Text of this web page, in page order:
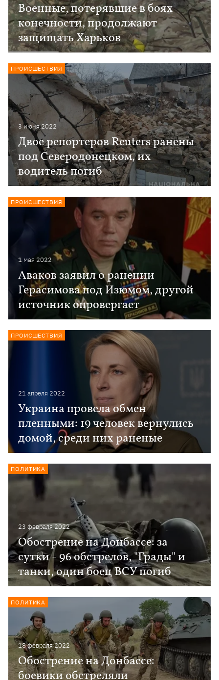
Военные, потерявшие в боях
конечности, продолжают
защищать Харьков
3 июня 2022
Двое репортеров Reuters ранены
под Северодонецком, их
водитель погиб
ПРОИСШЕСТВИЯ
1 мая 2022
Аваков заявил о ранении
Герасимова под Изюмом, другой
источник опровергает
ПРОИСШЕСТВИЯ
21 апреля 2022
Украина провела обмен
пленными: 19 человек вернулись
домой, среди них раненые
ПРОИСШЕСТВИЯ
23 февраля 2022
Обострение на Донбассе: за
сутки - 96 обстрелов, "Грады" и
танки, один боец ВСУ погиб
ПОЛИТИКА
18 февраля 2022
Обострение на Донбассе:
боевики обстреляли
ПОЛИТИКА